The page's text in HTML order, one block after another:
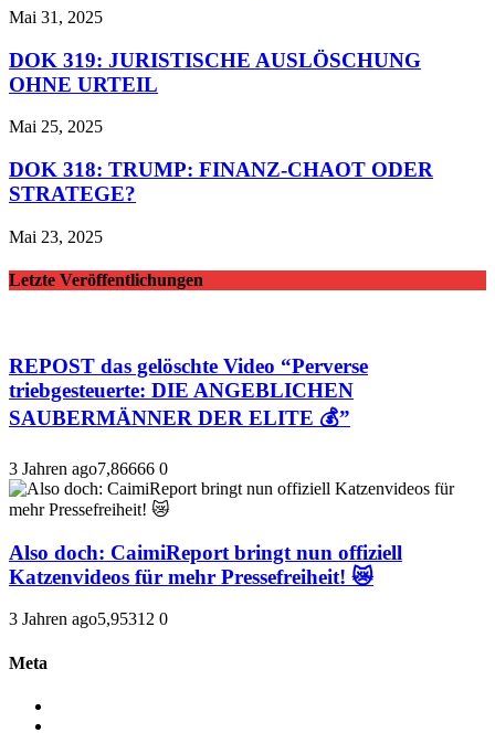
Mai 31, 2025
DOK 319: JURISTISCHE AUSLÖSCHUNG
OHNE URTEIL
Mai 25, 2025
DOK 318: TRUMP: FINANZ-CHAOT ODER
STRATEGE?
Mai 23, 2025
Letzte Veröffentlichungen
REPOST das gelöschte Video “Perverse
triebgesteuerte: DIE ANGEBLICHEN
SAUBERMÄNNER DER ELITE 💰”
3 Jahren ago7,86666 0
Also doch: CaimiReport bringt nun offiziell
Katzenvideos für mehr Pressefreiheit! 😿
3 Jahren ago5,95312 0
Meta